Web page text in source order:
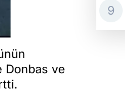
Donbas ve